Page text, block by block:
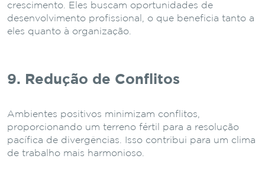
crescimento. Eles buscam oportunidades de
desenvolvimento profissional, o que beneficia tanto a
eles quanto à organização.
9. Redução de Conflitos
Ambientes positivos minimizam conflitos,
proporcionando um terreno fértil para a resolução
pacífica de divergências. Isso contribui para um clima
de trabalho mais harmonioso.